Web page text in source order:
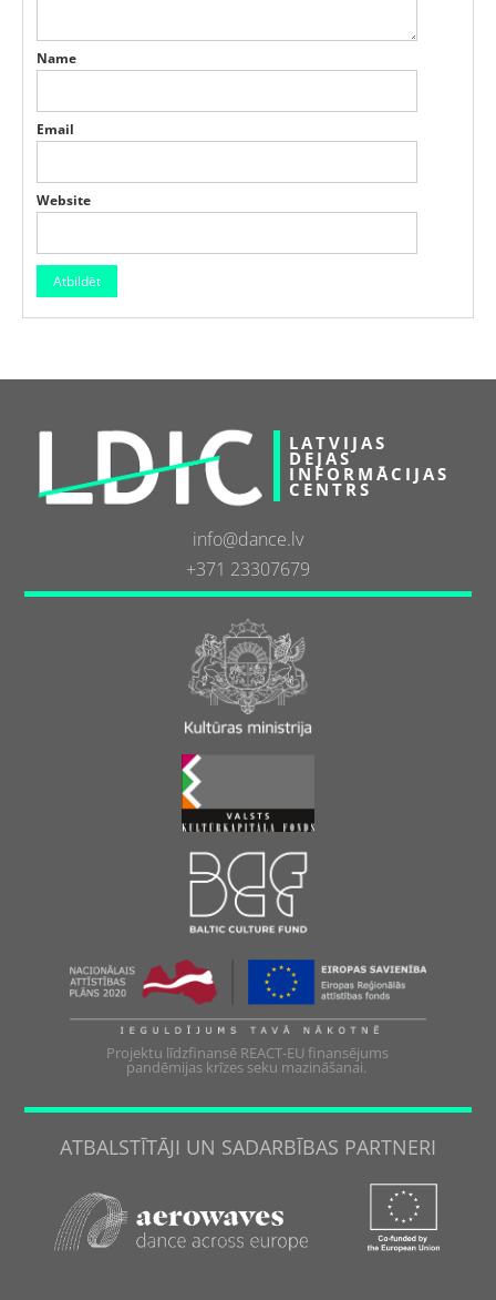
Name
Email
Website
LATVIJAS
DEJAS
INFORMĀCIJAS
CENTRS
info@dance.lv
+371 23307679
Projektu līdzfinansē REACT-EU finansējums
pandēmijas krīzes seku mazināšanai.
ATBALSTĪTĀJI UN SADARBĪBAS PARTNERI